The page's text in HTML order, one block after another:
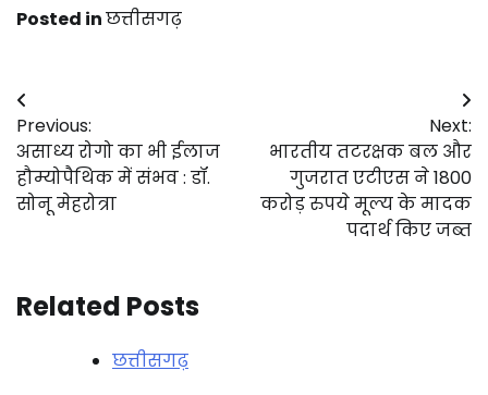
Posted inछत्तीसगढ़
Post
navigation
Previous:
असाध्य रोगो का भी ईलाज
हौम्योपैथिक में संभव : डॉ.
सोनू मेहरोत्रा
Next:
भारतीय तटरक्षक बल और
गुजरात एटीएस ने 1800
करोड़ रुपये मूल्य के मादक
पदार्थ किए जब्त
Related Posts
छत्तीसगढ़